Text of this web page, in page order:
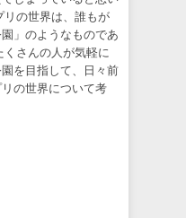
リの世界は、誰もが
」のようなものであ
さんの人が気軽に
を目指して、日々前
の世界について考